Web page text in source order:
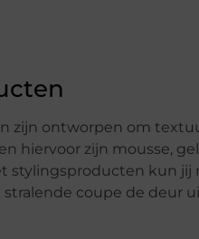
zijn ontworpen om
hiervoor zijn mousse,
stylingsproducten kun
coupe de deur